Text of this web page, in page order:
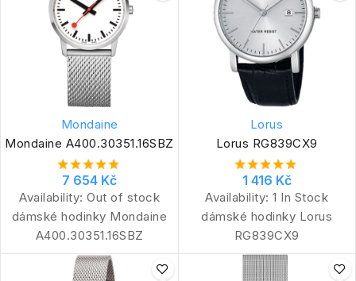
Mondaine
Mondaine A400.30351.16SBZ
7 654 Kč
Availability: Out of stock
dámské hodinky Mondaine
A400.30351.16SBZ
Lorus
Lorus RG839CX9
1 416 Kč
Availability: 1 In Stock
dámské hodinky Lorus
RG839CX9